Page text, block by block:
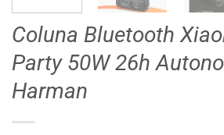
Coluna Bluetooth
Party 50W 26h
Harman